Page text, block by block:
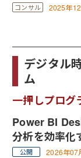
2025年
デジタル
ム
一押しプログ
Power BI
分析を効率化
2026年07